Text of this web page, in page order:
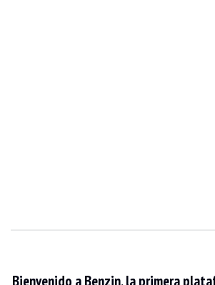
La BMW Série 8 E31, produite entre 1989 et
Bienvenido a Benzin, la primera